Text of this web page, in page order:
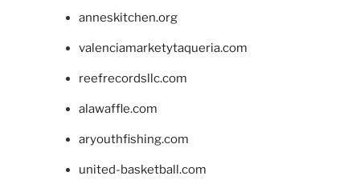
anneskitchen.org
valenciamarketytaqueria.com
reefrecordsllc.com
alawaffle.com
aryouthfishing.com
united-basketball.com